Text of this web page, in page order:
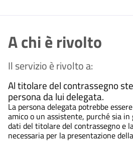
A chi è rivolto
Il servizio è rivolto a:
Al titolare del contrassegno
persona da lui delegata.
La persona delegata potrebbe
amico o un assistente, purché sia
dati del titolare del contrassegno e
necessaria per la presentazione